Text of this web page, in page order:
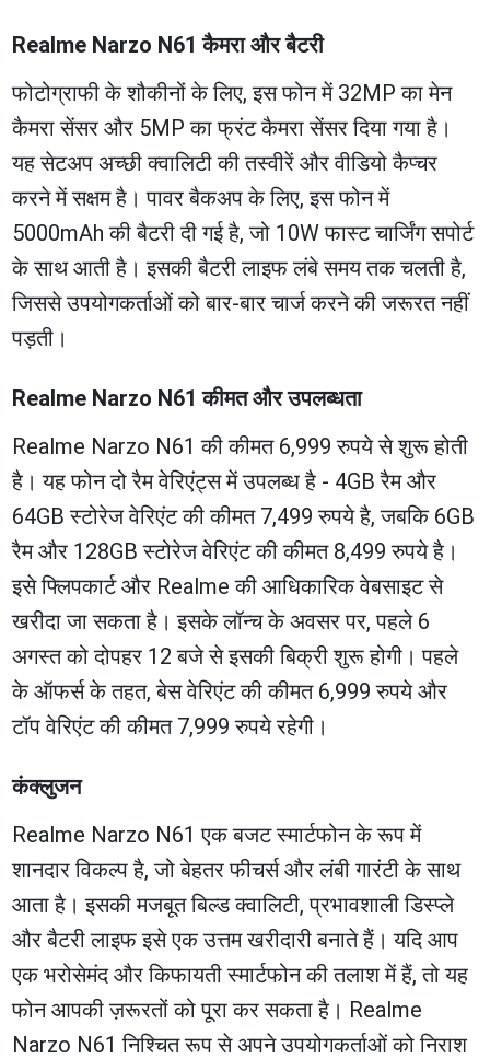
Realme Narzo N61 कैमरा और बैटरी
फोटोग्राफी के शौकीनों के लिए, इस फोन में 32MP का मेन
कैमरा सेंसर और 5MP का फ्रंट कैमरा सेंसर दिया गया है।
यह सेटअप अच्छी क्वालिटी की तस्वीरें और वीडियो कैप्चर
करने में सक्षम है। पावर बैकअप के लिए, इस फोन में
5000mAh की बैटरी दी गई है, जो 10W फास्ट चार्जिंग सपोर्ट
के साथ आती है। इसकी बैटरी लाइफ लंबे समय तक चलती है,
जिससे उपयोगकर्ताओं को बार-बार चार्ज करने की जरूरत नहीं
पड़ती।
Realme Narzo N61 कीमत और उपलब्धता
Realme Narzo N61 की कीमत 6,999 रुपये से शुरू होती
है। यह फोन दो रैम वेरिएंट्स में उपलब्ध है - 4GB रैम और
64GB स्टोरेज वेरिएंट की कीमत 7,499 रुपये है, जबकि 6GB
रैम और 128GB स्टोरेज वेरिएंट की कीमत 8,499 रुपये है।
इसे फ्लिपकार्ट और Realme की आधिकारिक वेबसाइट से
खरीदा जा सकता है। इसके लॉन्च के अवसर पर, पहले 6
अगस्त को दोपहर 12 बजे से इसकी बिक्री शुरू होगी। पहले
के ऑफर्स के तहत, बेस वेरिएंट की कीमत 6,999 रुपये और
टॉप वेरिएंट की कीमत 7,999 रुपये रहेगी।
कंक्लुजन
Realme Narzo N61 एक बजट स्मार्टफोन के रूप में
शानदार विकल्प है, जो बेहतर फीचर्स और लंबी गारंटी के साथ
आता है। इसकी मजबूत बिल्ड क्वालिटी, प्रभावशाली डिस्प्ले
और बैटरी लाइफ इसे एक उत्तम खरीदारी बनाते हैं। यदि आप
एक भरोसेमंद और किफायती स्मार्टफोन की तलाश में हैं, तो यह
फोन आपकी ज़रूरतों को पूरा कर सकता है। Realme
Narzo N61 निश्चित रूप से अपने उपयोगकर्ताओं को निराश